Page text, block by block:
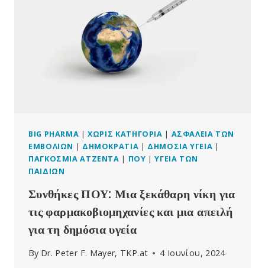
ΣΩΜΑΤΙΚΉ
ΑΚΕΡΑΙΌΤΗΤΑ
ΣΤΙΣ
9
ΙΟΥΝΊΟΥ
2024
BIG PHARMA |ΧΩΡΊΣ ΚΑΤΗΓΟΡΊΑ | ΑΣΦΆΛΕΙΑ ΤΩΝ
ΕΜΒΟΛΊΩΝ | ΔΗΜΟΚΡΑΤΊΑ | ΔΗΜΌΣΙΑ ΥΓΕΊΑ |
ΠΑΓΚΌΣΜΙΑ ΑΤΖΈΝΤΑ | ΠΟΥ |ΥΓΕΊΑ ΤΩΝ
ΠΑΙΔΙΏΝ
Συνθήκες ΠΟΥ: Μια ξεκάθαρη νίκη για
τις φαρμακοβιομηχανίες και μια απειλή
για τη δημόσια υγεία
By Dr. Peter F. Mayer, TKP.at 4 Ιουνίου, 2024